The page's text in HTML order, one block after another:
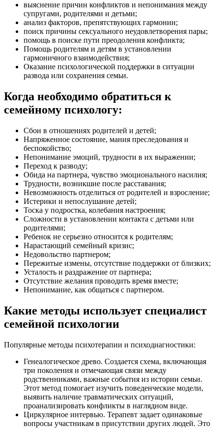
выяснение причин конфликтов и непонимания между
супругами, родителями и детьми;
анализ факторов, препятствующих гармонии;
поиск причины сексуального неудовлетворения пары;
помощь в поиске пути преодоления конфликта;
Помощь родителям и детям в установлении
гармоничного взаимодействия;
Оказание психологической поддержки в ситуации
развода или сохранения семьи.
Когда необходимо обратиться к
семейному психологу:
Сбои в отношениях родителей и детей;
Напряженное состояние, мания преследования и
беспокойство;
Непонимание эмоций, трудности в их выражении;
Переход к разводу;
Обида на партнера, чувство эмоционального насилия;
Трудности, возникшие после расставания;
Невозможность отделиться от родителей и взросление;
Истерики и непослушание детей;
Тоска у подростка, колебания настроения;
Сложности в установлении контакта с детьми или
родителями;
Ребенок не серьезно относится к родителям;
Нарастающий семейный кризис;
Недовольство партнером;
Пережитые измены, отсутствие поддержки от близких;
Усталость и раздражение от партнера;
Отсутствие желания проводить время вместе;
Непонимание, как общаться с партнером.
Какие методы использует специалист
семейной психологии
Популярные методы психотерапии и психодиагностики:
Генеалогическое древо. Создается схема, включающая
три поколения и отмечающая связи между
родственниками, важные события из истории семьи.
Этот метод помогает изучить поведенческие модели,
выявить наличие травматических ситуаций,
проанализировать конфликты в наглядном виде.
Циркулярное интервью. Терапевт задает одинаковые
вопросы участникам в присутствии других людей. Это